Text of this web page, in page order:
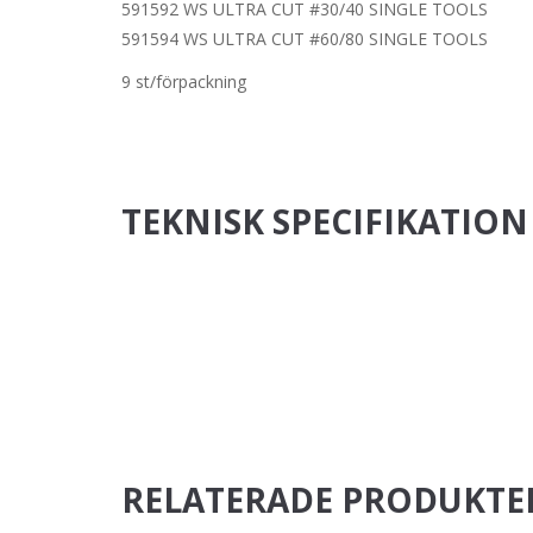
591592 WS ULTRA CUT #30/40 SINGLE TOOLS
591594 WS ULTRA CUT #60/80 SINGLE TOOLS
9 st/förpackning
TEKNISK SPECIFIKATION
RELATERADE